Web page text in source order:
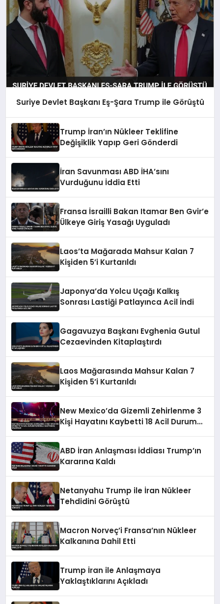
Suriye Devlet Başkanı Eş-Şara Trump ile Görüştü
Trump İran’ın Nükleer Teklifine
Değişiklik Yapıp Geri Gönderdi
İran Savunması ABD İHA’sını
Vurduğunu İddia Etti
Fransa İsrailli Bakan Itamar Ben Gvir’e
Ülkeye Giriş Yasağı Uyguladı
Laos’ta Mağarada Mahsur Kalan 7
Kişiden 5’i Kurtarıldı
Japonya’da Yolcu Uçağı Kalkış
Sonrası Lastiği Patlayınca Acil İndi
Gagavuzya Başkanı Evghenia Gutul
Cezaevinden Kitaplaştırdı
Laos Mağarasında Mahsur Kalan 7
Kişiden 5’i Kurtarıldı
New Mexico’da Gizemli Zehirlenme 3
Kişi Hayatını Kaybetti 18 Acil Durum
ABD İran Anlaşması İddiası Trump’ın
Kararına Kaldı
Netanyahu Trump ile İran Nükleer
Tehdidini Görüştü
Macron Norveç’i Fransa’nın Nükleer
Kalkanına Dahil Etti
Trump İran ile Anlaşmaya
Yaklaştıklarını Açıkladı